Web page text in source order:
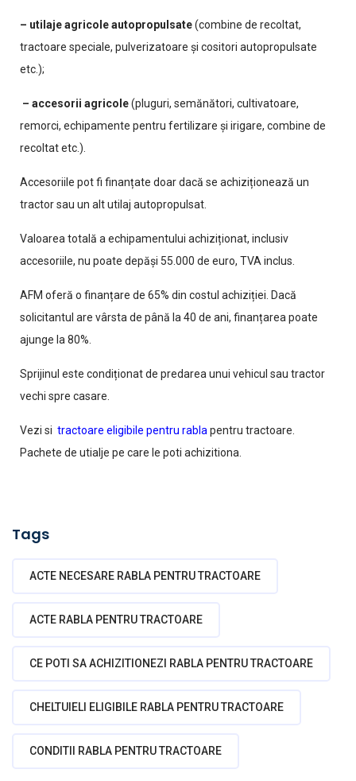
– utilaje agricole autopropulsate(combine de recoltat,
tractoare speciale, pulverizatoare și cositori autopropulsate
etc.);
– accesorii agricole(pluguri, semănători, cultivatoare,
remorci, echipamente pentru fertilizare și irigare, combine de
recoltat etc.).
Accesoriile pot fi finanțate doar dacă se achiziționează un
tractor sau un alt utilaj autopropulsat.
Valoarea totală a echipamentului achiziționat, inclusiv
accesoriile, nu poate depăși 55.000 de euro, TVA inclus.
AFM oferă o finanțare de 65% din costul achiziției. Dacă
solicitantul are vârsta de până la 40 de ani, finanțarea poate
ajunge la 80%.
Sprijinul este condiționat de predarea unui vehicul sau tractor
vechi spre casare.
Vezi si tractoare eligibile pentru rabla pentru tractoare.
Pachete de utialje pe care le poti achizitiona.
Tags
ACTE NECESARE RABLA PENTRU TRACTOARE
ACTE RABLA PENTRU TRACTOARE
CE POTI SA ACHIZITIONEZI RABLA PENTRU TRACTOARE
CHELTUIELI ELIGIBILE RABLA PENTRU TRACTOARE
CONDITII RABLA PENTRU TRACTOARE